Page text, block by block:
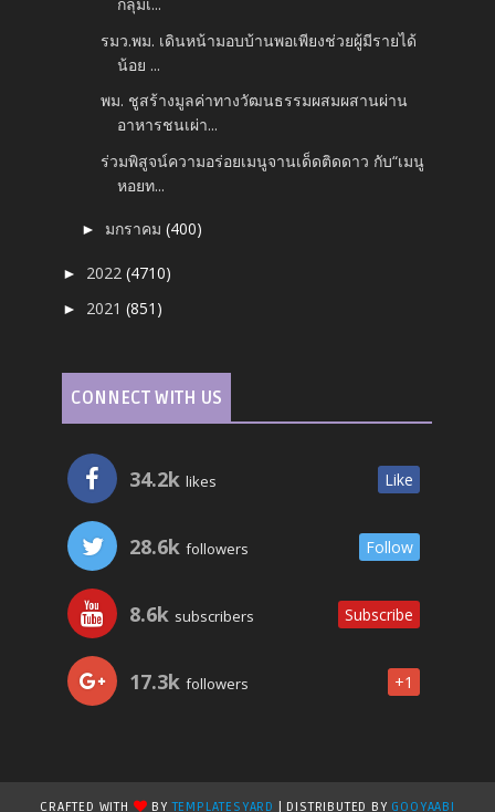
รมว.พม. เดินหน้ามอบบ้านพอเพียงช่วยผู้มีรายได้
น้อย ...
พม. ชูสร้างมูลค่าทางวัฒนธรรมผสมผสานผ่าน
อาหารชนเผ่า...
ร่วมพิสูจน์ความอร่อยเมนูจานเด็ดติดดาว กับ“เมนู
หอยท...
► มกราคม(400)
► 2022(4710)
► 2021(851)
CONNECT WITH US
34.2k likes Like
28.6k followers Follow
8.6k subscribers Subscribe
17.3k followers +1
CRAFTED WITH BYTEMPLATESYARD | DISTRIBUTED BY GOOYAABI